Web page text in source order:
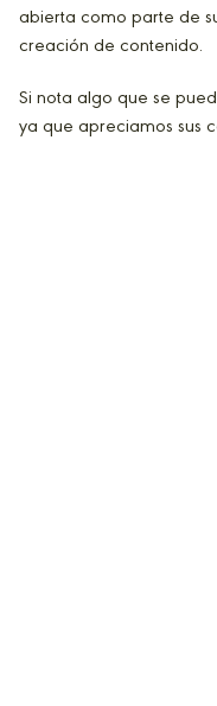
abierta como parte de
creación de contenido.
Si nota algo que se
ya que apreciamos sus